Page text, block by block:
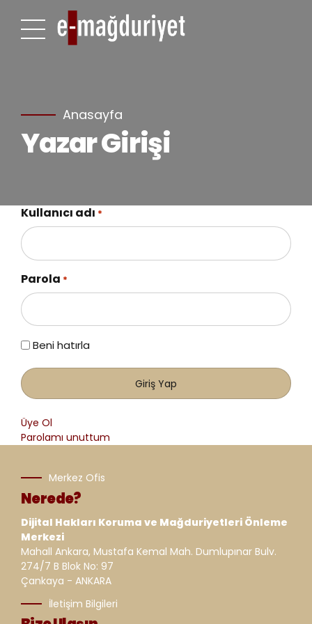
Anasayfa
Yazar Girişi
Kullanıcı adı *
Parola *
Beni hatırla
Üye Ol
Parolamı unuttum
Merkez Ofis
Nerede?
Dijital Hakları Koruma ve Mağduriyetleri Önleme
Merkezi
Mahall Ankara, Mustafa Kemal Mah. Dumlupınar Bulv.
274/7 B Blok No: 97
Çankaya - ANKARA
İletişim Bilgileri